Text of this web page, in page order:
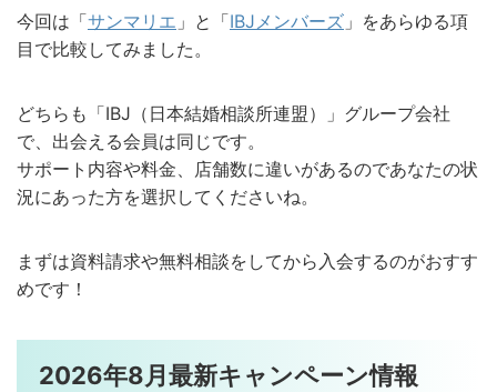
今回は「サンマリエ 」と「IBJメンバーズ 」をあらゆる項
目で比較してみました。
どちらも「IBJ（日本結婚相談所連盟）」グループ会社
で、出会える会員は同じです。
サポート内容や料金、店舗数に違いがあるのであなたの状
況にあった方を選択してくださいね。
まずは資料請求や無料相談をしてから入会するのがおすす
めです！
2026年8月最新キャンペーン情報